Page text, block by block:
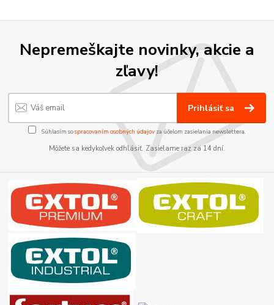
Nepremeškajte novinky, akcie a
zľavy!
Prihlásiť sa
Súhlasím sospracovaním osobných údajov za účelom zasielania newslettera.
Môžete sa kedykoľvek odhlásiť. Zasielame raz za 14 dní.